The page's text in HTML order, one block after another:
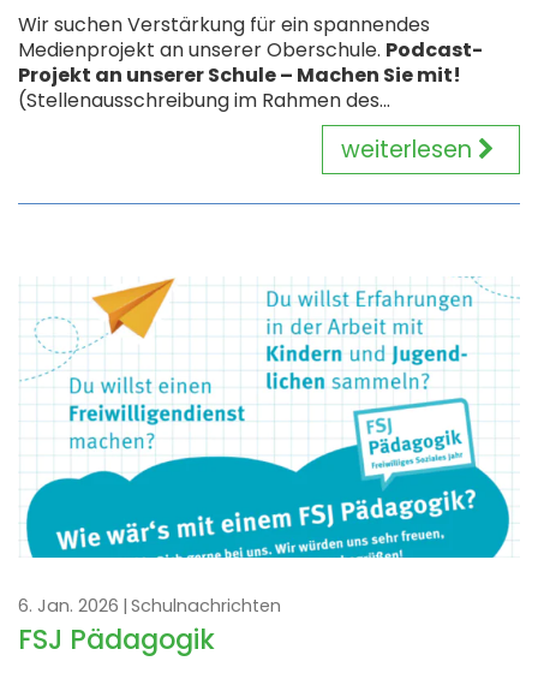
Wir suchen Verstärkung für ein spannendes
Medienprojekt an unserer Oberschule. Podcast-
Projekt an unserer Schule – Machen Sie mit!
(Stellenausschreibung im Rahmen des...
weiterlesen
6. Jan. 2026 Schulnachrichten
FSJ Pädagogik